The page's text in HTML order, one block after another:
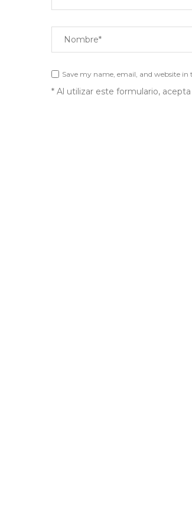
Save my name, email, and website
* Al utilizar este formulario,